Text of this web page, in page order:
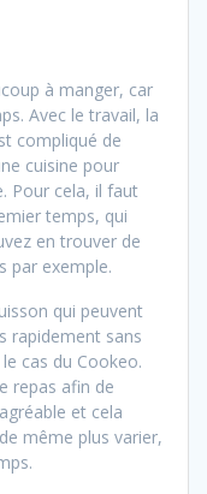
à manger, car
Avec le travail, la
compliqué de
cuisine pour
Pour cela, il faut
temps, qui
en trouver de
par exemple.
qui peuvent
rapidement sans
cas du Cookeo.
repas afin de
et cela
même plus varier,